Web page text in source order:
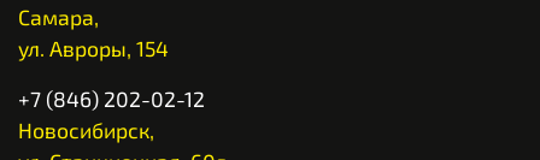
Самара,
ул. Авроры, 154
+7 (846) 202-02-12
Новосибирск,